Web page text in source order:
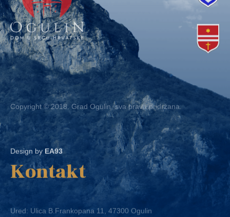
Copyright © 2018. Grad Ogulin, sva prava pridržana.
Design byEA93
Kontakt
Ured: Ulica B.Frankopana 11, 47300 Ogulin
Telefon:+ 385 47 522 612